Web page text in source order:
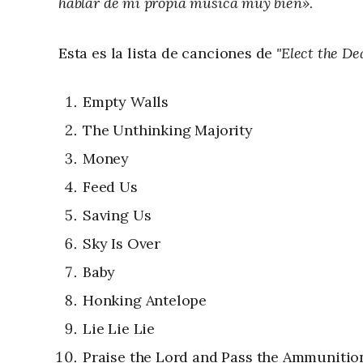
Esta es la lista de canciones de "Elect the
Empty Walls
The Unthinking Majority
Money
Feed Us
Saving Us
Sky Is Over
Baby
Honking Antelope
Lie Lie Lie
Praise the Lord and Pass the